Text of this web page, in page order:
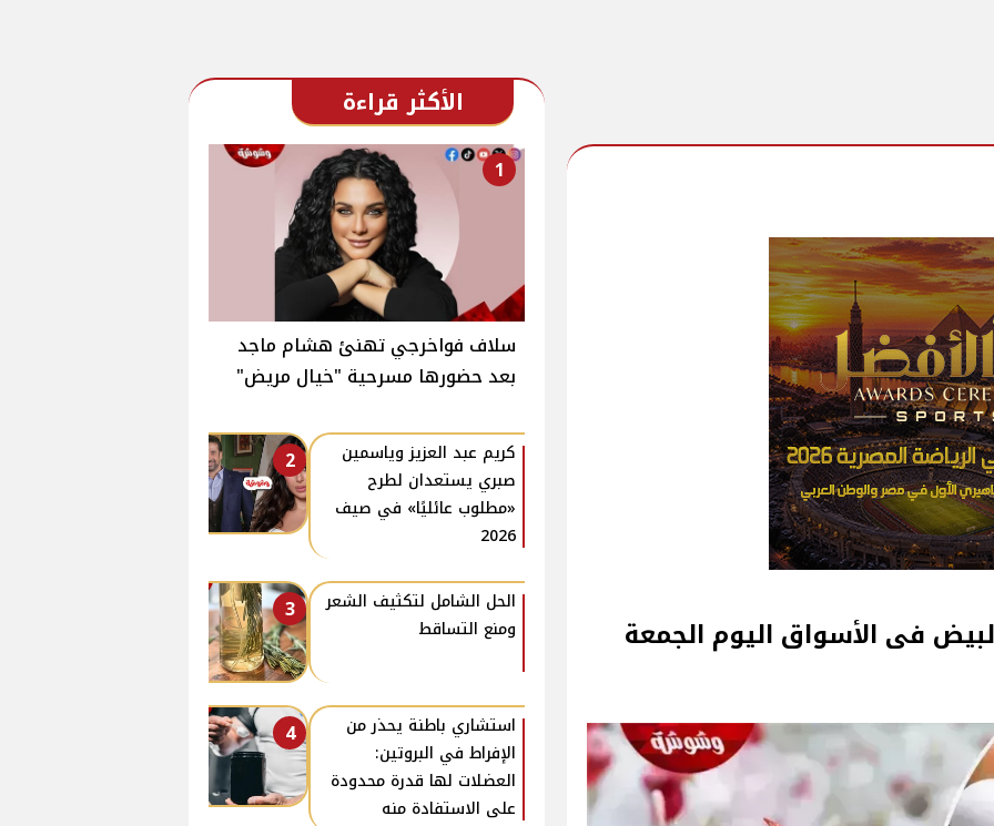
فى الأسواق اليوم الجمعة
الأكثر قراءة
1
سلاف فواخرجي تهنئ هشام ماجد
بعد حضورها مسرحية "خيال مريض"
2
كريم عبد العزيز وياسمين
صبري يستعدان لطرح
«مطلوب عائليًا» في صيف
2026
3
الحل الشامل لتكثيف الشعر
ومنع التساقط
4
استشاري باطنة يحذر من
الإفراط في البروتين:
العضلات لها قدرة محدودة
على الاستفادة منه